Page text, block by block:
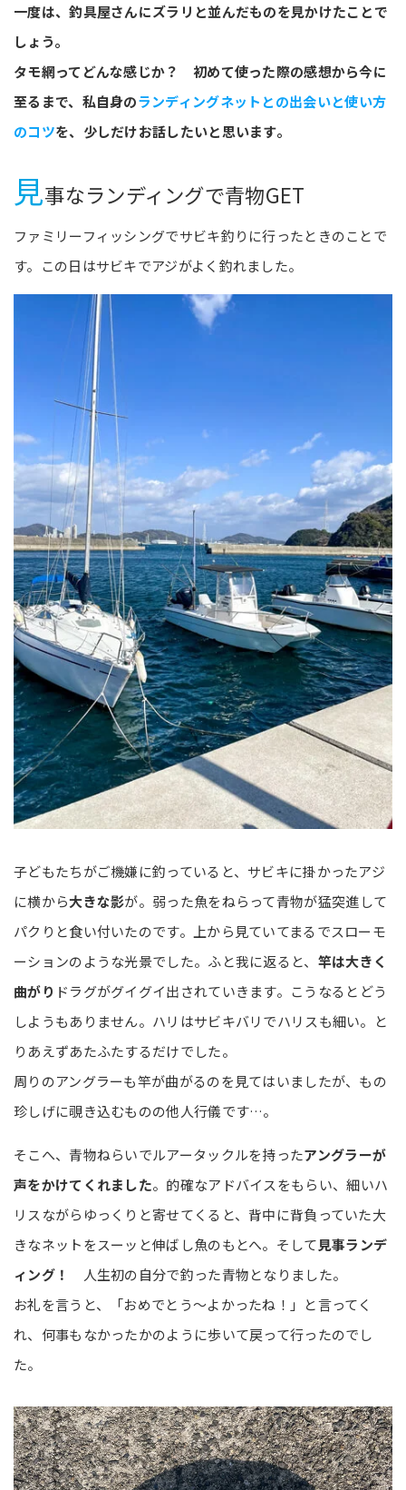
一度は、釣具屋さんにズラリと並んだものを見かけたことで
しょう。
タモ網ってどんな感じか？ 初めて使った際の感想から今に
至るまで、私自身のランディングネットとの出会いと使い方
のコツを、少しだけお話したいと思います。
見事なランディングで青物GET
ファミリーフィッシングでサビキ釣りに行ったときのことで
す。この日はサビキでアジがよく釣れました。
子どもたちがご機嫌に釣っていると、サビキに掛かったアジ
に横から大きな影が。弱った魚をねらって青物が猛突進して
パクりと食い付いたのです。上から見ていてまるでスローモ
ーションのような光景でした。ふと我に返ると、 竿は大きく
曲がり ドラグがグイグイ出されていきます。こうなるとどう
しようもありません。ハリはサビキバリでハリスも細い。と
りあえずあたふたするだけでした。
周りのアングラーも竿が曲がるのを見てはいましたが、もの
珍しげに覗き込むものの他人行儀です…。
そこへ、青物ねらいでルアータックルを持ったアングラーが
声をかけてくれました。的確なアドバイスをもらい、細いハ
リスながらゆっくりと寄せてくると、背中に背負っていた大
きなネットをスーッと伸ばし魚のもとへ。そして見事ランデ
ィング！
人生初の自分で釣った青物となりました。
お礼を言うと、「おめでとう～よかったね！」と言ってく
れ、何事もなかったかのように歩いて戻って行ったのでし
た。